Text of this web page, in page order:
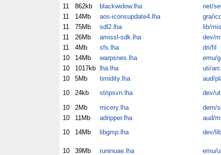
11
862kb blackwidow.lha
net/
11
14Mb aos-iconsupdate4.lha
gra/
11
75Mb sdl2.lha
lib/mis
11
26Mb amissl-sdk.lha
dev/
11
4Mb sfs.lha
dri/fil
10
14Mb warpsnes.lha
emu/
10
1017kb lha.lha
uti/arc
10
5Mb timidity.lha
aud/
10
24kb stripsvn.lha
dev/
10
2Mb micery.lha
dem/
10
11Mb adripper.lha
aud/
10
14Mb libgmp.lha dev/
10 39Mb runinuae.lha
emu/